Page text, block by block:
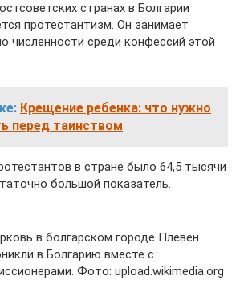
странах в Болгарии
протестантизм. Он занимает
численности среди конфессий этой
Крещение ребенка: что нужно
перед таинством
в стране было 64,5 тысячи
большой показатель.
в болгарском городе Плевен.
в Болгарию вместе с
Фото: upload.wikimedia.org